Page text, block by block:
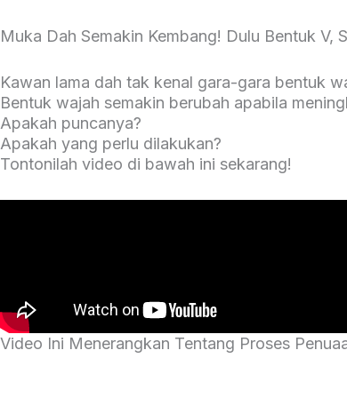
Muka Dah Semakin Kembang! Dulu Bentuk V,
Kawan lama dah tak kenal gara-gara bentuk
Bentuk wajah semakin berubah apabila
Apakah puncanya?
Apakah yang perlu dilakukan?
Tontonilah video di bawah ini sekarang!
Video Ini Menerangkan Tentang Proses